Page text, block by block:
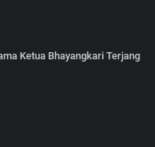
Ketua Bhayangkari Terjang